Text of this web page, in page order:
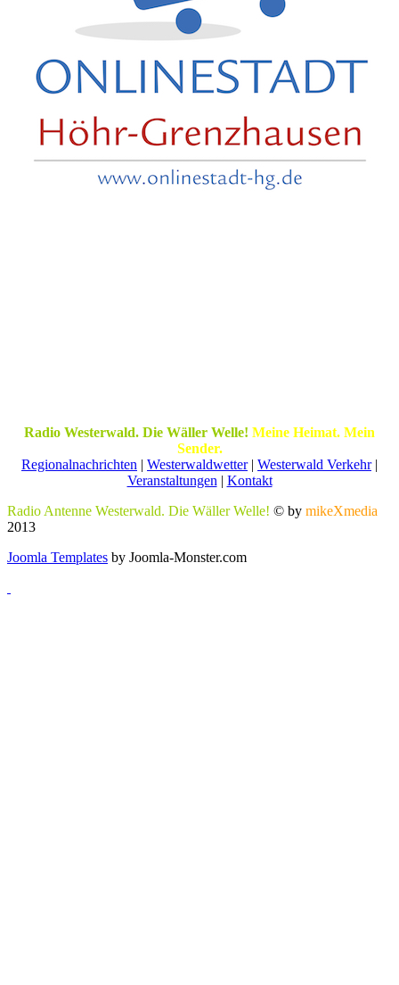
Radio Westerwald. Die Wäller Welle! Meine Heimat. Mein
Sender.
Regionalnachrichten | Westerwaldwetter| Westerwald Verkehr|
Veranstaltungen | Kontakt
Radio Antenne Westerwald. Die Wäller Welle! © by mikeXmedia
2013
Joomla Templates by Joomla-Monster.com